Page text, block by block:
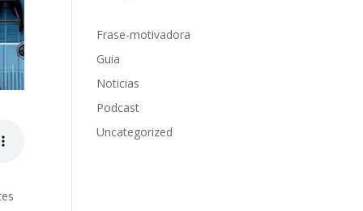
Frase-motivadora
Guia
Noticias
Podcast
Uncategorized